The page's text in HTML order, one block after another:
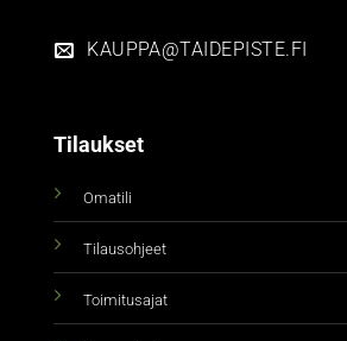
KAUPPA@TAIDEPISTE.FI
Tilaukset
Omatili
Tilausohjeet
Toimitusajat